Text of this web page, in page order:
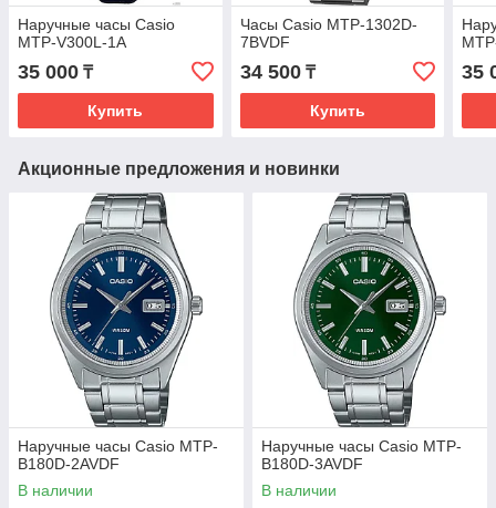
Наручные часы Casio
MTP-V300L-1A
35 000 ₸
Купить
Часы Casio MTP-1302D-
7BVDF
34 500₸
Купить
35
Акционные предложения и новинки
Наручные часы Casio MTP-
B180D-2AVDF
В наличии
Наручные часы Casio MTP-
B180D-3AVDF
В наличии